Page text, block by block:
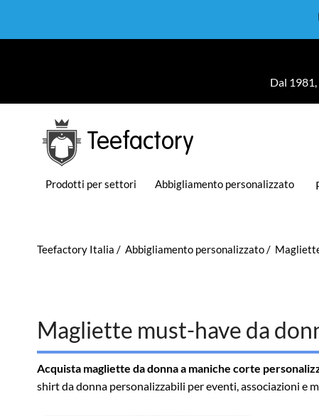
Dal
Teefactory
Prodotti per settori Abbigliamento personalizzato
Teefactory Italia Abbigliamento personalizzato
Magliette must-have da
Acquista magliette da donna a maniche corte
shirt da donna personalizzabili per eventi, associazioni e